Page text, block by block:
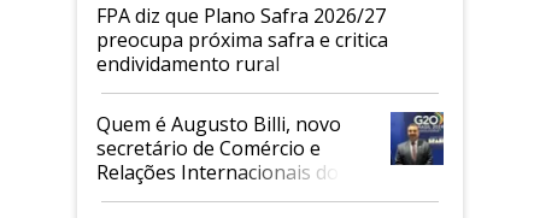
FPA diz que Plano Safra 2026/27
preocupa próxima safra e critica
endividamento rural
Quem é Augusto Billi, novo
secretário de Comércio e
Relações Internacionais do
Mapa